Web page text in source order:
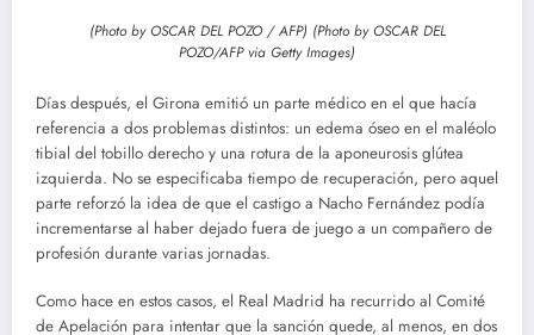
(Photo by OSCAR DEL POZO / AFP) (Photo by OSCAR DEL
POZO/AFP via Getty Images)
Días después, el Girona emitió un parte médico en el que hacía
referencia a dos problemas distintos: un edema óseo en el maléolo
tibial del tobillo derecho y una rotura de la aponeurosis glútea
izquierda. No se especificaba tiempo de recuperación, pero aquel
parte reforzó la idea de que el castigo a Nacho Fernández podía
incrementarse al haber dejado fuera de juego a un compañero de
profesión durante varias jornadas.
Como hace en estos casos, el Real Madrid ha recurrido al Comité
de Apelación para intentar que la sanción quede, al menos, en dos